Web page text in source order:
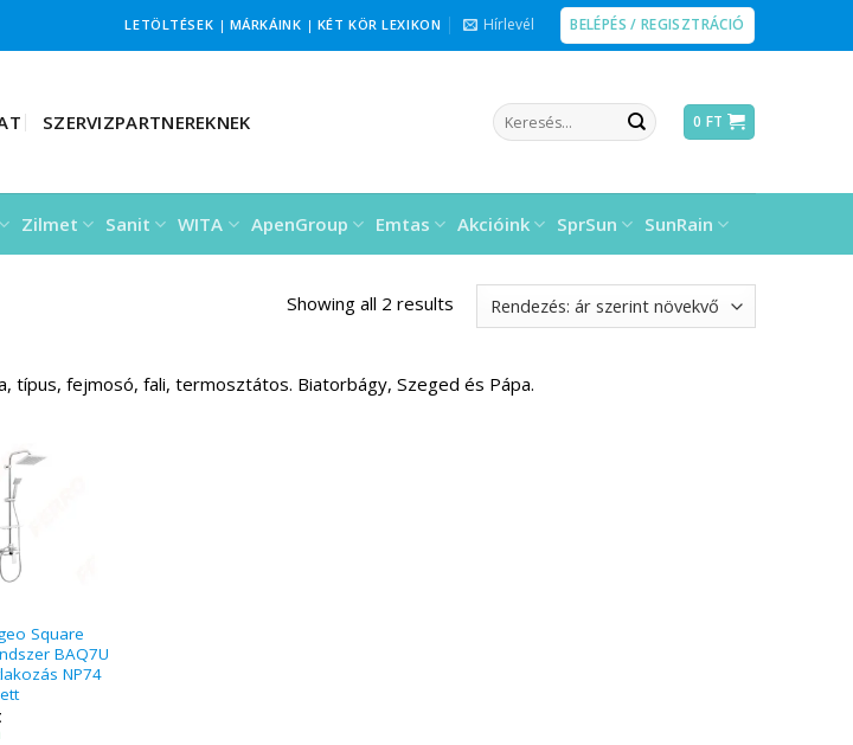
LETÖLTÉSEK | MÁRKÁINK | KÉT KÖR LEXIKON Hírlevél BELÉPÉS / REGISZTRÁCIÓ
SZERVIZPARTNEREKNEK
Keresés
a
0 FT
Zilmet Sanit WITA ApenGroup Emtas Akcióink SprSun SunRain
Showing all 2 results
típus, fejmosó, fali, termosztátos. Biatorbágy, Szeged és Pápa.
Square
BAQ7U
NP74